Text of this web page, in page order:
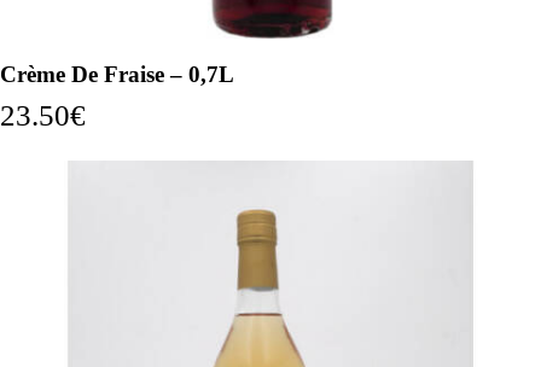
Crème De Fraise – 0,7L
23.50€